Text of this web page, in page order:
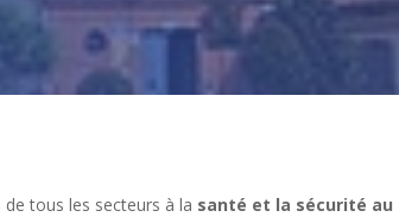
tous les secteurs à la santé et la sécurité au